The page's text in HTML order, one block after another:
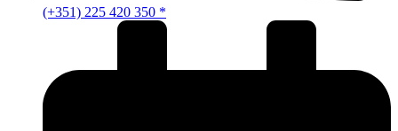
(+351) 225 420 350 *